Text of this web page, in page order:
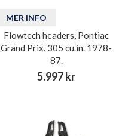
MER INFO
Flowtech headers, Pontiac
Grand Prix. 305 cu.in. 1978-
87.
5.997 kr